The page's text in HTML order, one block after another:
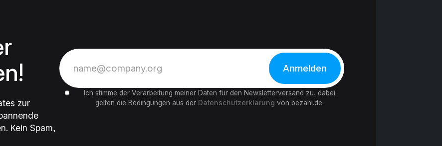
zur
Kein Spam,
Ich stimme der Verarbeitung meiner Daten für den Newsletterversand zu, dabei
gelten die Bedingungen aus der Datenschutzerklärung von bezahl.de.